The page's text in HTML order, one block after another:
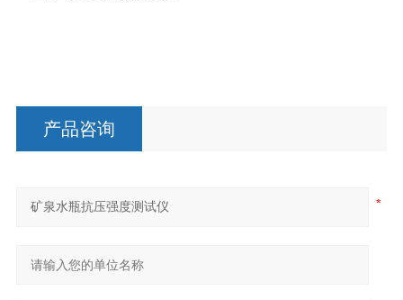
产品咨询